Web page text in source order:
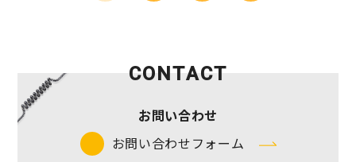
CONTACT
お問い合わせ
お問い合わせフォーム